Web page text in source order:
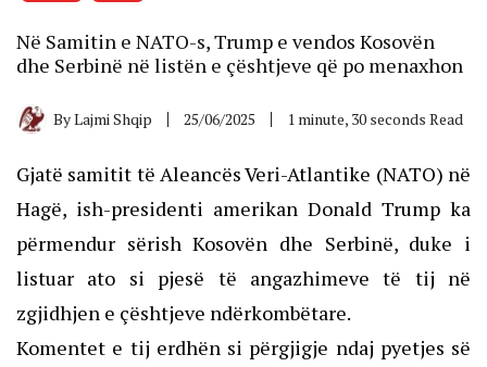
Në Samitin e NATO-s, Trump e vendos Kosovën
dhe Serbinë në listën e çështjeve që po menaxhon
ByLajmi Shqip 25/06/2025 1 minute, 30 seconds Read
Gjatë samitit të Aleancës Veri-Atlantike (NATO) në
Hagë, ish-presidenti amerikan Donald Trump ka
përmendur sërish Kosovën dhe Serbinë, duke i
listuar ato si pjesë të angazhimeve të tij në
zgjidhjen e çështjeve ndërkombëtare.
Komentet e tij erdhën si përgjigje ndaj pyetjes së